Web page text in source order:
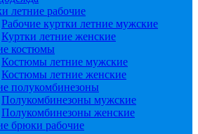
летние рабочие
Рабочие куртки летние мужские
Куртки летние женские
костюмы
Костюмы летние мужские
Костюмы летние женские
полукомбинезоны
Полукомбинезоны мужские
Полукомбинезоны женские
брюки рабочие